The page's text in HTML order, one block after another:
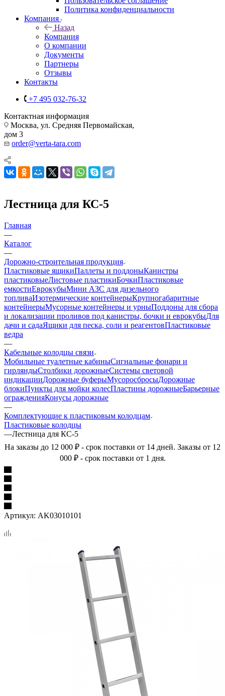
Политика конфиденциальности
Компания
Назад
Компания
О компании
Документы
Партнеры
Отзывы
Контакты
+7 495 032-76-32
Контактная информация
Москва, ул. Средняя Первомайская,
дом 3
order@verta-tara.com
Лестница для КС-5
Главная
—
Каталог
—
Дорожно-строительная продукция
Пластиковые ящикиПаллеты и поддоныКанистры
пластиковыеЛистовые пластикиБочкиПластиковые
емкостиЕврокубыМини АЗС для дизельного
топливаИзотермические контейнерыКрупногабаритные
контейнерыМусорные контейнеры и урныПоддоны для сбора
и локализации проливов под канистры, бочки и еврокубыДля
дачи и садаЯщики для песка, соли и реагентовПластиковые
ведра
—
Кабельные колодцы связи
Мобильные туалетные кабиныСигнальные фонари и
гирляндыСтолбики дорожныеСистемы световой
индикацииДорожные буферыМусоросбросыДорожные
блокиПункты для мойки колесПластины дорожныеБарьерные
огражденияКонусы дорожные
—
Комплектующие к пластиковым колодцам
Пластиковые колодцы
—Лестница для КС-5
На заказы до 12 000 ₽ - срок поставки от 14 дней. Заказы от 12
000 ₽ - срок поставки от 1 дня.
Артикул: AK03010101